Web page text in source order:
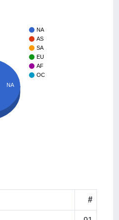
NA
AS
SA
EU
AF
OC
NA
#